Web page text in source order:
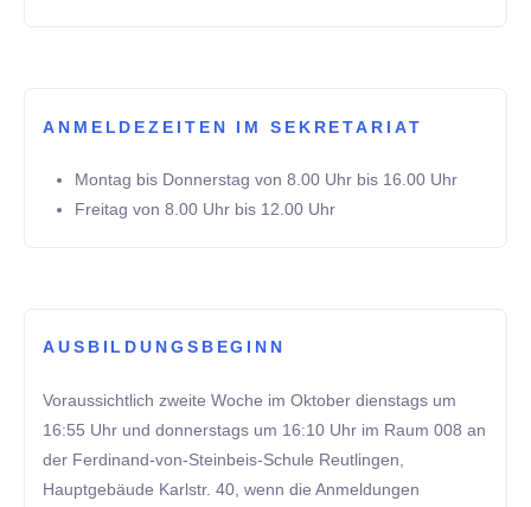
ANMELDEZEITEN IM SEKRETARIAT
Montag bis Donnerstag von 8.00 Uhr bis 16.00 Uhr
Freitag von 8.00 Uhr bis 12.00 Uhr
AUSBILDUNGSBEGINN
Voraussichtlich zweite Woche im Oktober dienstags um
16:55 Uhr und donnerstags um 16:10 Uhr im Raum 008 an
der Ferdinand-von-Steinbeis-Schule Reutlingen,
Hauptgebäude Karlstr. 40, wenn die Anmeldungen